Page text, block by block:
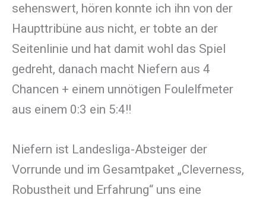
sehenswert, hören konnte ich ihn von der
Haupttribüne aus nicht, er tobte an der
Seitenlinie und hat damit wohl das Spiel
gedreht, danach macht Niefern aus 4
Chancen + einem unnötigen Foulelfmeter
aus einem 0:3 ein 5:4!!
Niefern ist Landesliga-Absteiger der
Vorrunde und im Gesamtpaket „Cleverness,
Robustheit und Erfahrung“ uns eine